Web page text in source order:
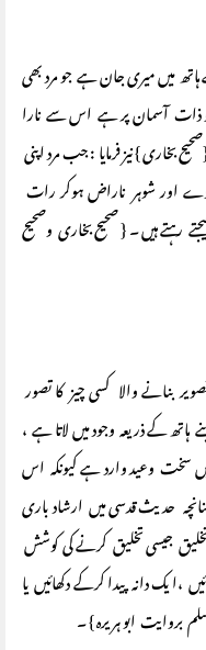
میری جان ہے جو مرد بھی
جو ذات آسمان پر ہے اس سے نارا
} نیز فرمایا : جب مرد اپنی
اور شوہر ناراض ہوکر رات
ہیں ۔ { صحیح بخاری وصحیح
والا کسی چیز کا تصور
کے ذریعہ وجود میں لاتا ہے ،
سخت وعید وارد ہے کیونکہ اس
حدیث قدسی میں ارشاد باری
جیسی تخلیق کرنے کی کوشش
،ا یک دانہ پیدا کرکے دکھائیں یا
بروایت ابو ہریرہ } ۔